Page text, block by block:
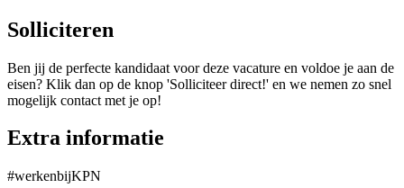
Solliciteren
Ben jij de perfecte kandidaat voor deze vacature en voldoe je aan de
eisen? Klik dan op de knop 'Solliciteer direct!' en we nemen zo snel
mogelijk contact met je op!
Extra informatie
#werkenbijKPN